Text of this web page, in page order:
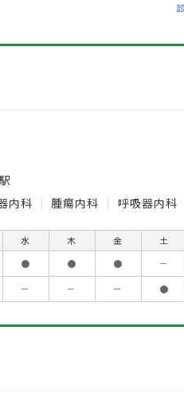
内科 腫瘍内科 呼吸器内科
水 木 金 土
● ● ● －
－ － － ●